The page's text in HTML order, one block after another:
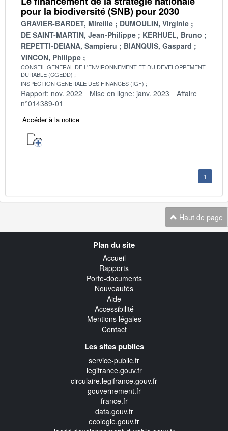
pour la biodiversité (SNB) pour 2030
GRAVIER-BARDET, Mireille
DUMOULIN, Virginie
DE SAINT-MARTIN, Jean-Philippe
KERHUEL, Bruno
REPETTI-DEIANA, Sampieru
BIANQUIS, Gaspard
VINCON, Philippe
CONSEIL GENERAL DE L'ENVIRONNEMENT ET DU DEVELOPPEMENT
DURABLE (CGEDD)
INSPECTION GENERALE DES FINANCES (IGF)
Rapport: nov. 2022 Mise en ligne: janv. 2023
Affaire
n°014389-01
Accéder à la notice
1
Haut de page
Plan du site
Accueil
Rapports
Porte-documents
Nouveautés
Aide
Accessibilité
Mentions légales
Contact
Les sites publics
service-public.fr
legifrance.gouv.fr
circulaire.legifrance.gouv.fr
gouvernement.fr
france.fr
data.gouv.fr
ecologie.gouv.fr